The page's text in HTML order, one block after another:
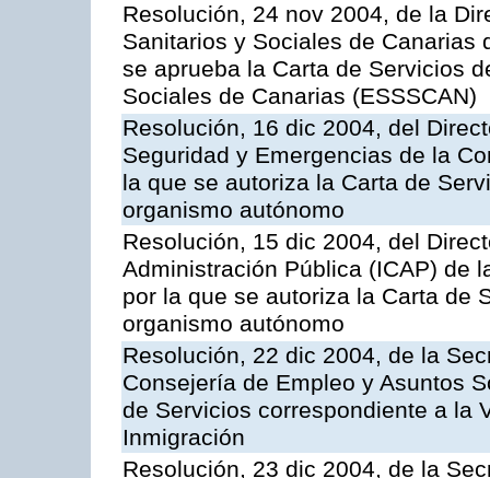
Resolución, 24 nov 2004, de la
Sanitarios y Sociales de Canarias
se aprueba la Carta de Servicios
Sociales de Canarias (ESSSCAN)
Resolución, 16 dic 2004, del
Seguridad y Emergencias de la
la que se autoriza la Carta de
organismo autónomo
Resolución, 15 dic 2004, del
Administración Pública (ICAP) de
por la que se autoriza la Carta de
organismo autónomo
Resolución, 22 dic 2004, de la
Consejería de Empleo y Asuntos
de Servicios correspondiente a la
Inmigración
Resolución, 23 dic 2004, de la